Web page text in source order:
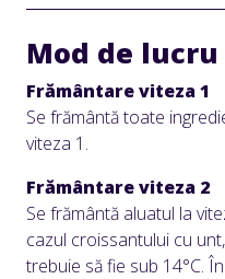
Mod de lucru
Frământare viteza 1
Se frământă toate
viteza 1.
Frământare viteza 2
Se frământă aluatul la
cazul croissantului cu
trebuie să fie sub 14°C.